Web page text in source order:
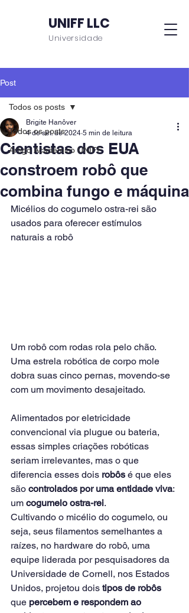
UNIFF LLC
Universidade
Post
Todos os posts
Artigo Acadêmico UNIFF
Todos os posts
Cientistas dos EUA
constroem robô que
combina fungo e máquina
Brigite Hanôver
4 de set. de 2024 5 min de leitura
Micélios do cogumelo ostra-rei são
usados para oferecer estímulos
naturais a robô
Um robô com rodas rola pelo chão.
Uma estrela robótica de corpo mole
dobra suas cinco pernas, movendo-se
com um movimento desajeitado.
Alimentados por eletricidade
convencional via plugue ou bateria,
essas simples criações robóticas
seriam irrelevantes, mas o que
diferencia esses dois robôs é que eles
são controlados por uma entidade viva:
um cogumelo ostra-rei.
Cultivando o micélio do cogumelo, ou
seja, seus filamentos semelhantes a
raízes, no hardware do robô, uma
equipe liderada por pesquisadores da
Universidade de Cornell, nos Estados
Unidos, projetou dois tipos de robôs
que percebem e respondem ao